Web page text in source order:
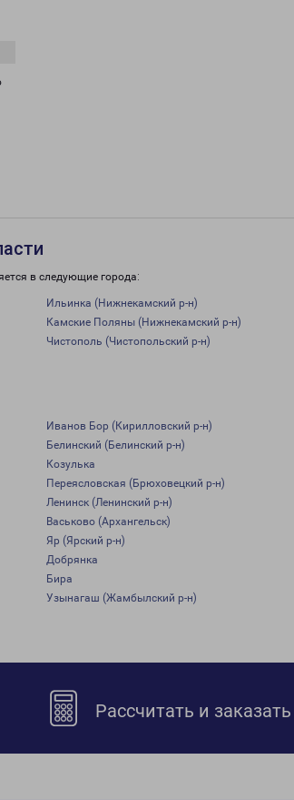
в следующие города:
Ильинка (Нижнекамский р-н)
Камские Поляны (Нижнекамский р-н)
Чистополь (Чистопольский р-н)
Иванов Бор (Кирилловский р-н)
Белинский (Белинский р-н)
Козулька
Переясловская (Брюховецкий р-н)
Ленинск (Ленинский р-н)
Васьково (Архангельск)
Яр (Ярский р-н)
Добрянка
Бира
Узынагаш (Жамбылский р-н)
Рассчитать и